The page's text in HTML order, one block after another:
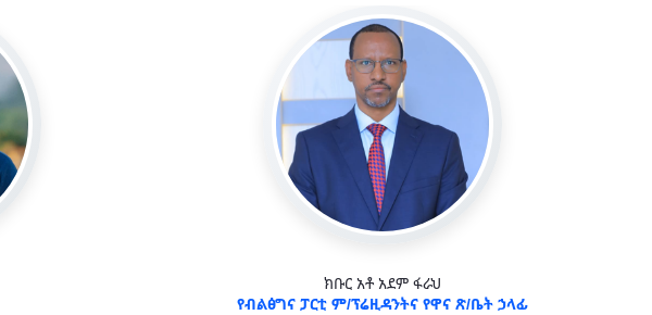
ክቡር አቶ አደም ፋራህ
የብልፅግና ፓርቲ ም/ፕሬዚዳንትና የዋና ጽ/ቤት ኃላፊ